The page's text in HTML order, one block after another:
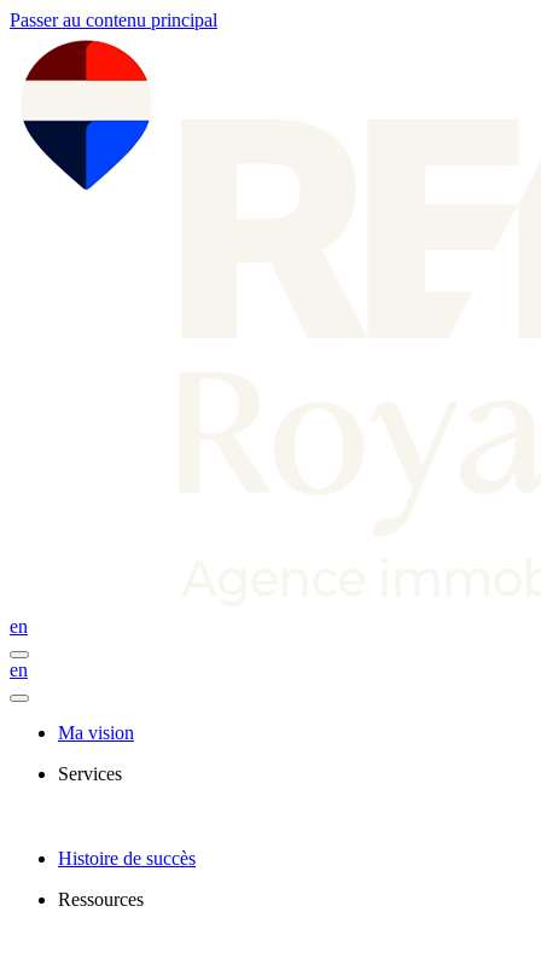
Passer au contenu principal
en
en
Ma vision
Services
Histoire de succès
Ressources